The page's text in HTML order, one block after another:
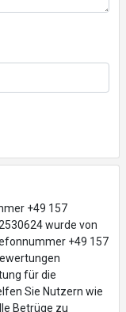
+49 157
wurde von
+49 157
für die
Sie Nutzern wie
Betrüge zu